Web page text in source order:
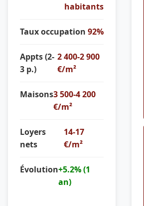
habitants
Taux occupation 92%
Appts (2-
3 p.)
2 400-2 900
€/m²
Maisons3 500-4 200
€/m²
Loyers
nets
14-17
€/m²
Évolution+5.2% (1
an)